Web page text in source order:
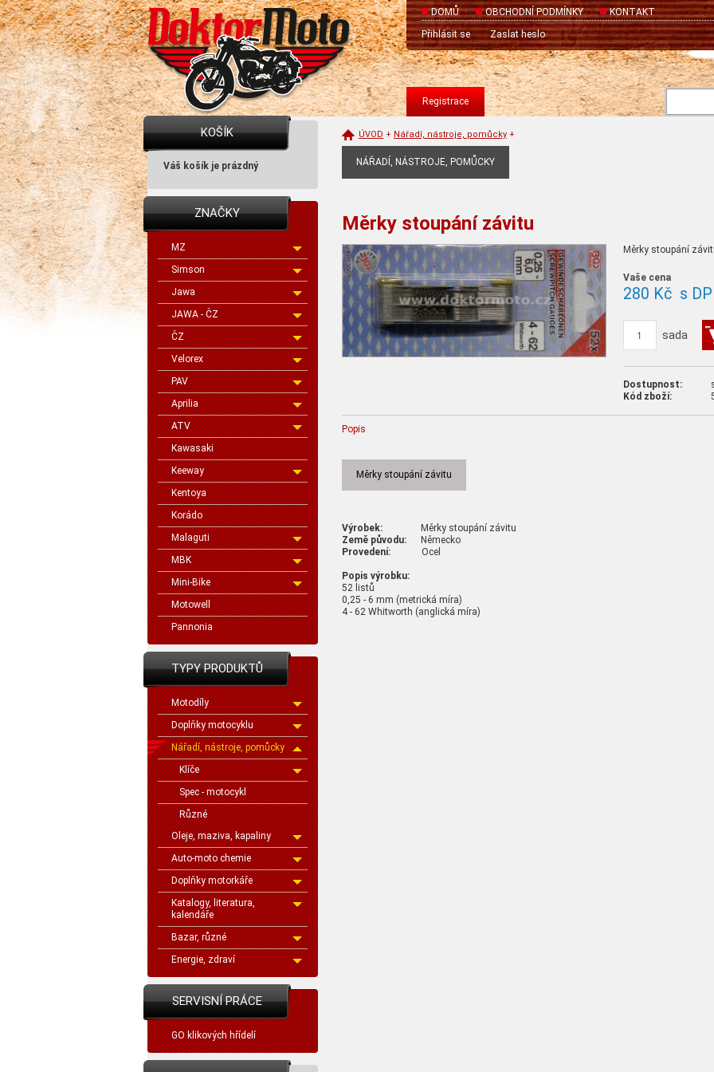
DOMŮ OBCHODNÍ PODMÍNKY
KONTAKT
Přihlásit se
Zaslat heslo
Registrace
KOŠÍK
Váš košík je prázdný
ZNAČKY
MZ
Simson
Jawa
JAWA - ČZ
ČZ
Velorex
PAV
Aprilia
ATV
Kawasaki
Keeway
Kentoya
Korádo
Malaguti
MBK
Mini-Bike
Motowell
Pannonia
TYPY PRODUKTŮ
Motodíly
Doplňky motocyklu
Nářadí, nástroje, pomůcky
Klíče
Spec - motocykl
Různé
Oleje, maziva, kapaliny
Auto-moto chemie
Doplňky motorkáře
Katalogy, literatura,
kalendáře
Bazar, různé
Energie, zdraví
SERVISNÍ PRÁCE
GO klikových hřídelí
ÚVOD + Nářadí, nástroje, pomůcky +
NÁŘADÍ, NÁSTROJE, POMŮCKY
Měrky stoupání závitu
Měrky stoupání
Vaše cena
280 Kč s
sada
Dostupnost:
Kód zboží:
Popis
Měrky stoupání závitu
Výrobek: Měrky stoupání závitu
Země původu: Německo
Provedení: Ocel
Popis výrobku:
52 listů
0,25 - 6 mm (metrická míra)
4 - 62 Whitworth (anglická míra)